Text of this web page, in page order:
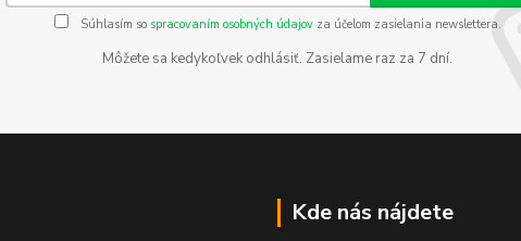
Súhlasím so spracovaním osobných údajovza účelom zasielania newslettera.
Môžete sa kedykoľvek odhlásiť. Zasielame raz za 7 dní.
Kde nás nájdete